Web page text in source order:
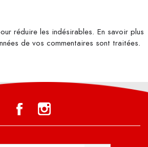
réduire les indésirables. En savoir plus
de vos commentaires sont traitées.